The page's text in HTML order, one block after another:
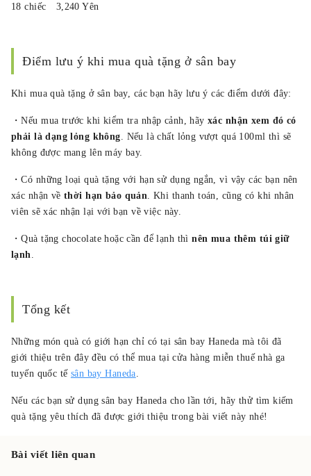
18 chiếc 3,240 Yên
Điểm lưu ý khi mua quà tặng ở sân bay
Khi mua quà tặng ở sân bay, các bạn hãy lưu ý các điểm dưới đây:
・Nếu mua trước khi kiểm tra nhập cảnh, hãyxác nhận xem đó có
phải là dạng lỏng không. Nếu là chất lỏng vượt quá 100ml thì sẽ
không được mang lên máy bay.
・Có những loại quà tặng với hạn sử dụng ngắn, vì vậy các bạn nên
xác nhận vềthời hạn bảo quản. Khi thanh toán, cũng có khi nhân
viên sẽ xác nhận lại với bạn về việc này.
・Quà tặng chocolate hoặc cần để lạnh thìnên mua thêm túi giữ
lạnh.
Tổng kết
Những món quà có giới hạn chỉ có tại sân bay Haneda mà tôi đã
giới thiệu trên đây đều có thể mua tại cửa hàng miễn thuế nhà ga
tuyến quốc tế sân bay Haneda.
Nếu các bạn sử dụng sân bay Haneda cho lần tới, hãy thử tìm kiếm
quà tặng yêu thích đã được giới thiệu trong bài viết này nhé!
Bài viết liên quan